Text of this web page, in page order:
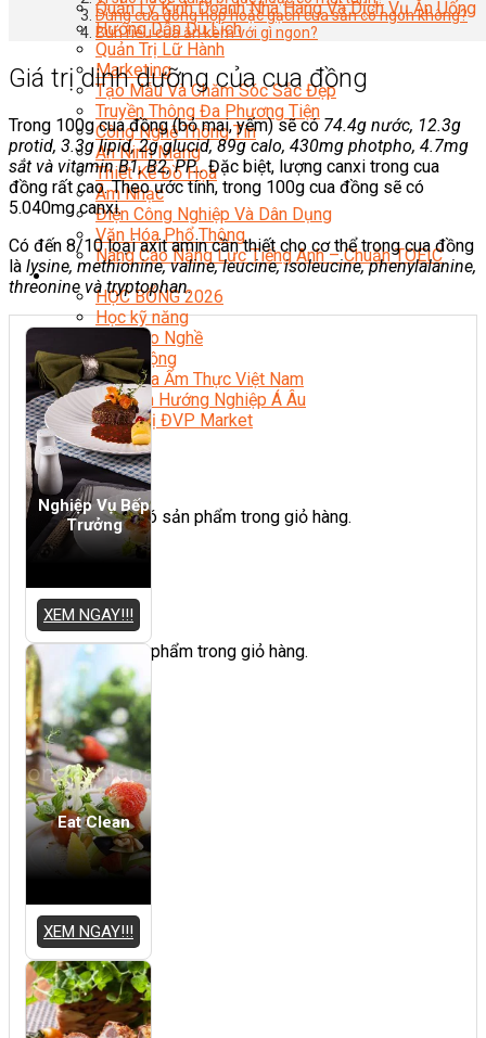
Quản Lý Kinh Doanh Nhà Hàng Và Dịch Vụ Ăn Uống
Hướng Dẫn Du Lịch
Quản Trị Lữ Hành
Marketing
Tạo Mẫu Và Chăm Sóc Sắc Đẹp
Truyền Thông Đa Phương Tiện
Công Nghệ Thông Tin
An Ninh Mạng
Thiết Kế Đồ Họa
Âm Nhạc
Điện Công Nghiệp Và Dân Dụng
Văn Hóa Phổ Thông
Nâng Cao Năng Lực Tiếng Anh – Chuẩn TOEIC
Tin Tức
HỌC BỔNG 2026
Học kỹ năng
Đào Tạo Nghề
Hoạt Động
Văn Hóa Ẩm Thực Việt Nam
Sự Kiện Hướng Nghiệp Á Âu
Siêu Thị ĐVP Market
Chưa có sản phẩm trong giỏ hàng.
Giỏ hàng
Chưa có sản phẩm trong giỏ hàng.
Dùng cua đóng hộp hoặc gạch cua sẵn có ngon không?
Bún riêu cua ăn kèm với gì ngon?
Giá trị dinh dưỡng của cua đồng
Trong 100g cua đồng (bỏ mai, yếm) sẽ có74.4g nước, 12.3g
protid, 3.3g lipid, 2g glucid, 89g calo, 430mg photpho, 4.7mg
sắt và vitamin B1, B2, PP…Đặc biệt, lượng canxi trong cua
đồng rất cao. Theo ước tính, trong 100g cua đồng sẽ có
5.040mg canxi.
Có đến 8/10 loại axit amin cần thiết cho cơ thể trong cua đồng
là lysine, methionine, valine, leucine, isoleucine, phenylalanine,
threonine và tryptophan.
Nghiệp Vụ Bếp
Trưởng
XEM NGAY!!!
Eat Clean
XEM NGAY!!!